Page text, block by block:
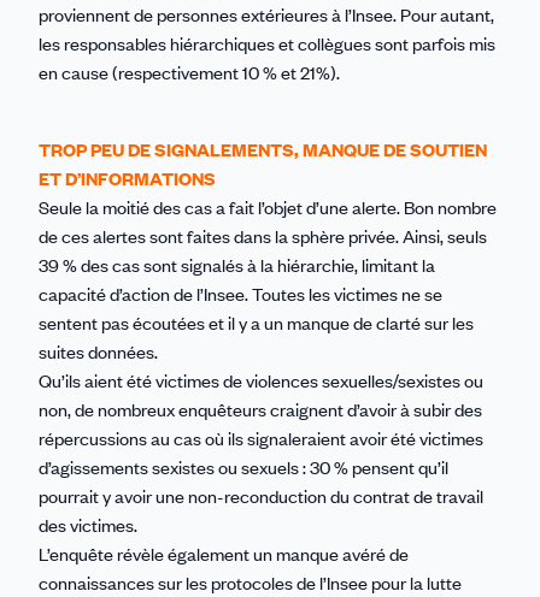
proviennent de personnes extérieures à l’Insee. Pour autant,
les responsables hiérarchiques et collègues sont parfois mis
en cause (respectivement 10 % et 21%).
TROP PEU DE SIGNALEMENTS, MANQUE DE SOUTIEN
ET D’INFORMATIONS
Seule la moitié des cas a fait l’objet d’une alerte. Bon nombre
de ces alertes sont faites dans la sphère privée. Ainsi, seuls
39 % des cas sont signalés à la hiérarchie, limitant la
capacité d’action de l’Insee. Toutes les victimes ne se
sentent pas écoutées et il y a un manque de clarté sur les
suites données.
Qu’ils aient été victimes de violences sexuelles/sexistes ou
non, de nombreux enquêteurs craignent d’avoir à subir des
répercussions au cas où ils signaleraient avoir été victimes
d’agissements sexistes ou sexuels : 30 % pensent qu’il
pourrait y avoir une non-reconduction du contrat de travail
des victimes.
L’enquête révèle également un manque avéré de
connaissances sur les protocoles de l’Insee pour la lutte